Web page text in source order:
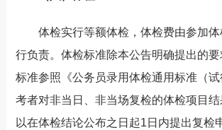
体检实行等额体检，体检费由参加
行负责。体检标准除本公告明确提出的要
标准参照《公务员录用体检通用标准（
考者对非当日、非当场复检的体检项目
以在体检结论公布之日起1日内提出复检